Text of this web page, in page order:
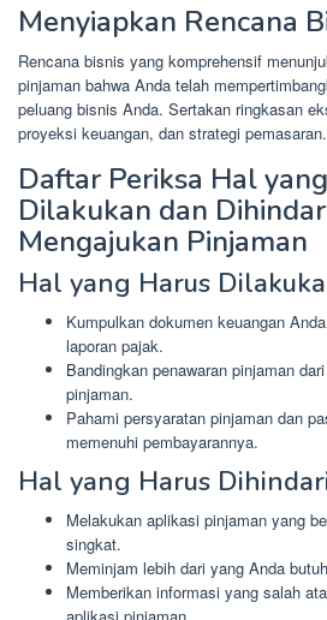
Menyiapkan Rencana
Rencana bisnis yang komprehensif
pinjaman bahwa Anda telah
peluang bisnis Anda. Sertakan ringkasan
proyeksi keuangan, dan strategi pemasaran.
Daftar Periksa Hal
Dilakukan dan
Mengajukan Pinjaman
Hal yang Harus
Kumpulkan dokumen keuangan
laporan pajak.
Bandingkan penawaran pinjaman
pinjaman.
Pahami persyaratan pinjaman dan
memenuhi pembayarannya.
Hal yang Harus
Melakukan aplikasi pinjaman yang
singkat.
Meminjam lebih dari yang Anda
Memberikan informasi yang salah